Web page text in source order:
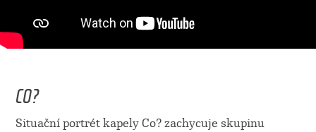
CO?
Situační portrét kapely Co? zachycuje skupinu